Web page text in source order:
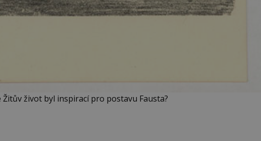
Žitův život byl inspirací pro postavu Fausta?